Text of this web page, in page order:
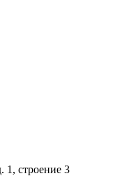
1, строение 3